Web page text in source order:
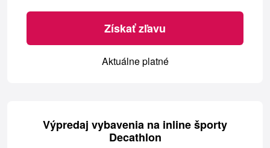
Získať zľavu
Aktuálne platné
Výpredaj vybavenia na inline športy
Decathlon